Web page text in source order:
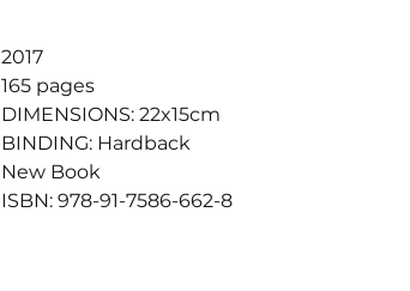
2017
165 pages
DIMENSIONS: 22x15cm
BINDING: Hardback
New Book
ISBN: 978-91-7586-662-8